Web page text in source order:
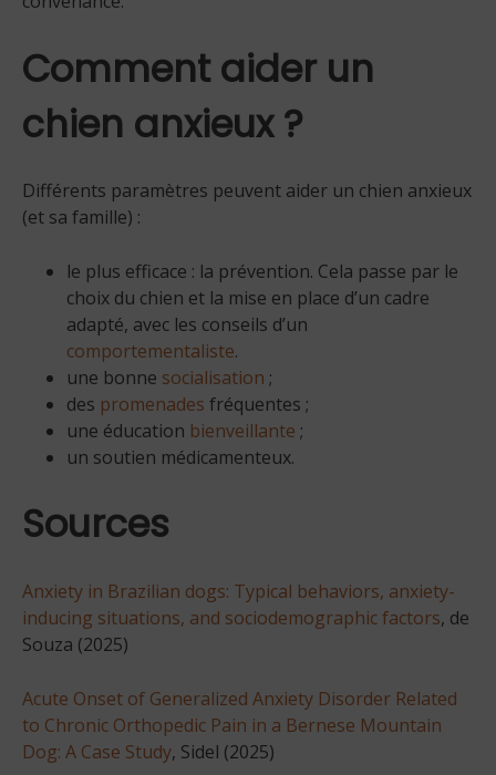
Comment aider un
chien anxieux ?
Différents paramètres peuvent aider un chien anxieux
(et sa famille) :
le plus efficace : la prévention. Cela passe par le
choix du chien et la mise en place d’un cadre
adapté, avec les conseils d’un
comportementaliste.
une bonne socialisation ;
des promenades fréquentes ;
une éducation bienveillante ;
un soutien médicamenteux.
Sources
Anxiety in Brazilian dogs: Typical behaviors, anxiety-
inducing situations, and sociodemographic factors, de
Souza (2025)
Acute Onset of Generalized Anxiety Disorder Related
to Chronic Orthopedic Pain in a Bernese Mountain
Dog: A Case Study, Sidel (2025)